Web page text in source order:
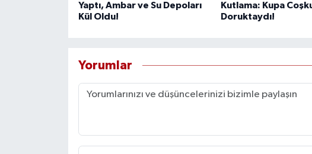
Yaptı, Ambar ve Su Depoları
Kül Oldu!
Kutlama: Kupa
Doruktaydı!
Yorumlar